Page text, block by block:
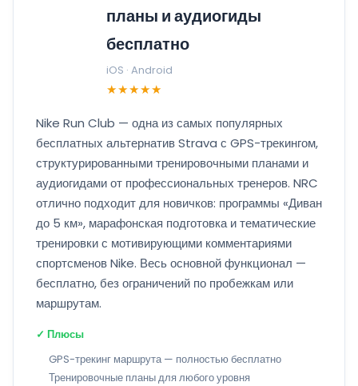
планы и аудиогиды
бесплатно
iOS · Android
★★★★★
Nike Run Club — одна из самых популярных
бесплатных альтернатив Strava с GPS-трекингом,
структурированными тренировочными планами и
аудиогидами от профессиональных тренеров. NRC
отлично подходит для новичков: программы «Диван
до 5 км», марафонская подготовка и тематические
тренировки с мотивирующими комментариями
спортсменов Nike. Весь основной функционал —
бесплатно, без ограничений по пробежкам или
маршрутам.
✓ Плюсы
GPS-трекинг маршрута — полностью бесплатно
Тренировочные планы для любого уровня